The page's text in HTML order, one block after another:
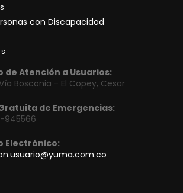
con Discapacidad
de Atención a Usuarios:
Bosconia - El Copey, Cesar
de Emergencias:
945566
Electrónico: